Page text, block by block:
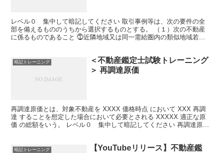
レベル０ 集中して暗記してください 取引事例等は、次の要件の全
部を備えるもののうちから選択するものとする。 （１）次の不動産
に係るものであること ⓵近隣地域又は同一需給圏内の類似地域若し
暗記トレーニング
＜不動産鑑定士試験トレーニング
＞ 再調達原価
再調達原価とは、対象不動産を XXXX 価格時点 において XXX 再調
達 することを想定した場合において必要とされる XXXXX 適正な原
価 の総額をいう。 レベル０ 集中して暗記してください 再調達原価
暗記トレーニング
【YouTubeリリース】不動産鑑